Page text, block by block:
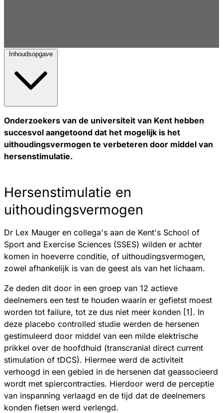
Inhoudsopgave
Onderzoekers van de universiteit van Kent hebben
succesvol aangetoond dat het mogelijk is het
uithoudingsvermogen te verbeteren door middel van
hersenstimulatie.
Hersenstimulatie en
uithoudingsvermogen
Dr Lex Mauger en collega's aan de Kent's School of
Sport and Exercise Sciences (SSES) wilden er achter
komen in hoeverre conditie, of uithoudingsvermogen,
zowel afhankelijk is van de geest als van het lichaam.
Ze deden dit door in een groep van 12 actieve
deelnemers een test te houden waarin er gefietst moest
worden tot failure, tot ze dus niet meer konden [1]. In
deze placebo controlled studie werden de hersenen
gestimuleerd door middel van een milde elektrische
prikkel over de hoofdhuid (transcranial direct current
stimulation of tDCS). Hiermee werd de activiteit
verhoogd in een gebied in de hersenen dat geassocieerd
wordt met spiercontracties. Hierdoor werd de perceptie
van inspanning verlaagd en de tijd dat de deelnemers
konden fietsen werd verlengd.